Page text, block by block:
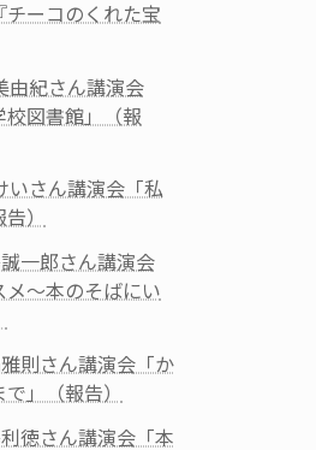
ーコのくれた宝
由紀さん講演会
校図書館」（報
いさん講演会「私
）
一郎さん講演会
メ～本のそばにい
則さん講演会「か
」（報告）
徳さん講演会「本